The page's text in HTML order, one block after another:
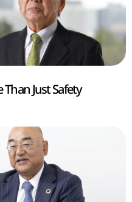
Than Just Safety